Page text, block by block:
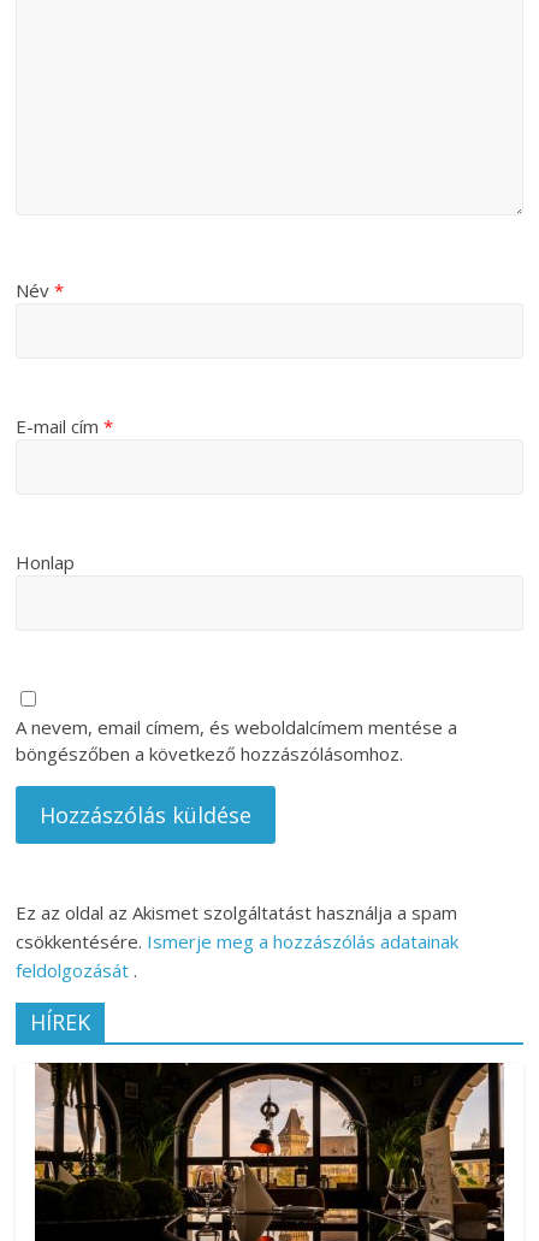
Név*
E-mail cím*
Honlap
A nevem, email címem, és weboldalcímem mentése a
böngészőben a következő hozzászólásomhoz.
Ez az oldal az Akismet szolgáltatást használja a spam
csökkentésére. Ismerje meg a hozzászólás adatainak
feldolgozását .
HÍREK